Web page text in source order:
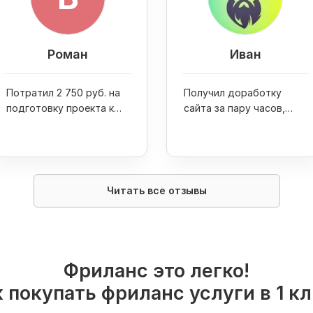
Роман
Потратил 2 750 руб. на
подготовку проекта к
репутации
Иван
Получил доработку
сайта за пару часов,
750 руб.
Читать все отзывы
Фриланс это легко!
покупать фриланс услуги в 1